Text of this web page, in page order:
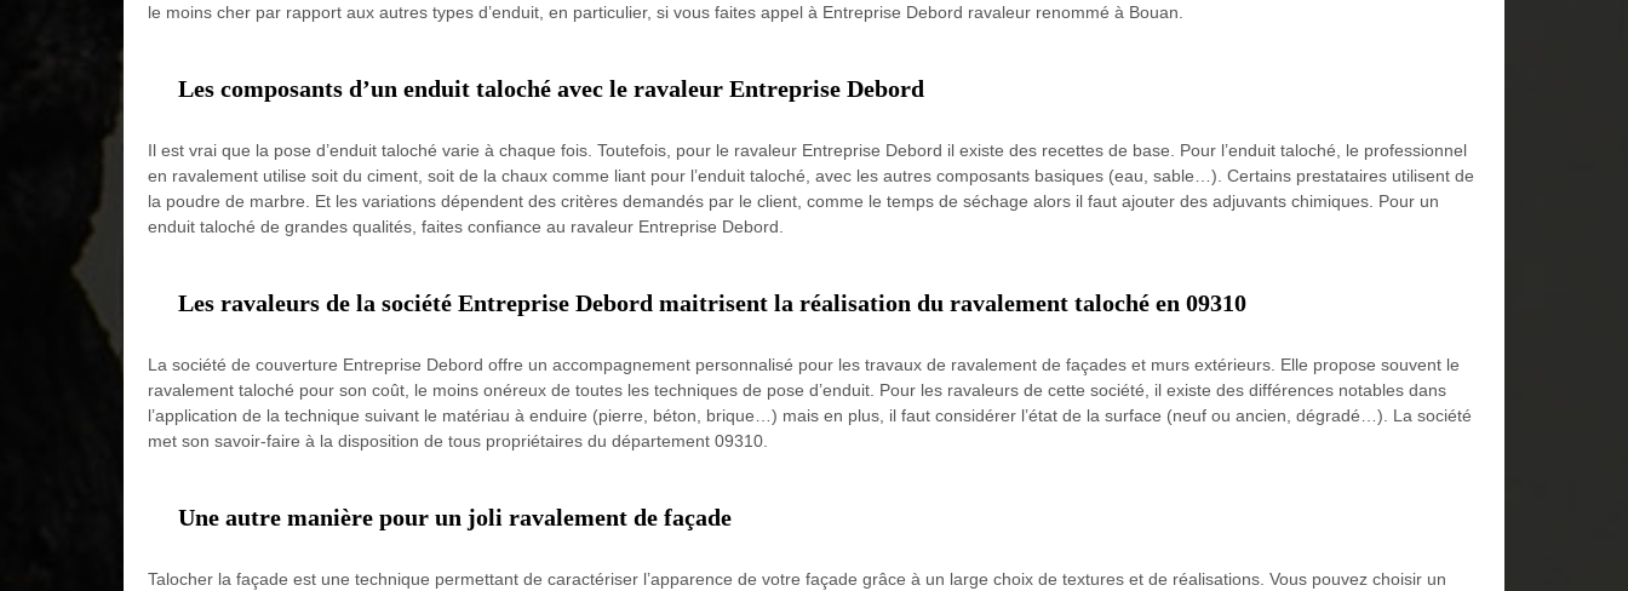
le moins cher par rapport aux autres types d’enduit, en particulier, si vous faites appel à Entreprise Debord ravaleur renommé à Bouan.
Les composants d’un enduit taloché avec le ravaleur Entreprise Debord
Il est vrai que la pose d’enduit taloché varie à chaque fois. Toutefois, pour le ravaleur Entreprise Debord il existe des recettes de base. Pour l’enduit taloché, le professionnel
en ravalement utilise soit du ciment, soit de la chaux comme liant pour l’enduit taloché, avec les autres composants basiques (eau, sable…). Certains prestataires utilisent de
la poudre de marbre. Et les variations dépendent des critères demandés par le client, comme le temps de séchage alors il faut ajouter des adjuvants chimiques. Pour un
enduit taloché de grandes qualités, faites confiance au ravaleur Entreprise Debord.
Les ravaleurs de la société Entreprise Debord maitrisent la réalisation du ravalement taloché en 09310
La société de couverture Entreprise Debord offre un accompagnement personnalisé pour les travaux de ravalement de façades et murs extérieurs. Elle propose souvent le
ravalement taloché pour son coût, le moins onéreux de toutes les techniques de pose d’enduit. Pour les ravaleurs de cette société, il existe des différences notables dans
l’application de la technique suivant le matériau à enduire (pierre, béton, brique…) mais en plus, il faut considérer l’état de la surface (neuf ou ancien, dégradé…). La société
met son savoir-faire à la disposition de tous propriétaires du département 09310.
Une autre manière pour un joli ravalement de façade
Talocher la façade est une technique permettant de caractériser l’apparence de votre façade grâce à un large choix de textures et de réalisations. Vous pouvez choisir un